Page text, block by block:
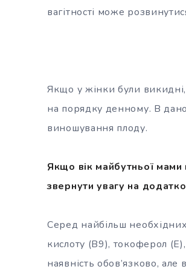
вагітності може
Якщо у жінки були
на порядку денному. В
виношування плоду.
Якщо вік майбутньої
звернути увагу на
Серед найбільш
кислоту (В9), токоферол
наявність обов’язково,